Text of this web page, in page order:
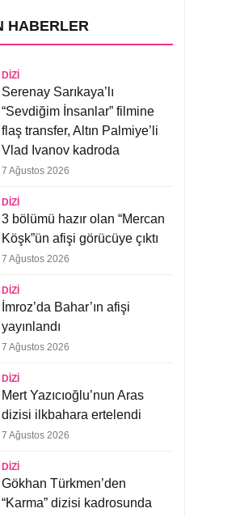
HABERLER
DIZI
Serenay Sarıkaya’lı
“Sevdiğim İnsanlar” filmine
flaş transfer, Altın Palmiye’li
Vlad Ivanov kadroda
7 Ağustos 2026
DIZI
3 bölümü hazır olan “Mercan
Köşk”ün afişi görücüye çıktı
7 Ağustos 2026
DIZI
İmroz’da Bahar’ın afişi
yayınlandı
7 Ağustos 2026
DIZI
Mert Yazıcıoğlu’nun Aras
dizisi ilkbahara ertelendi
7 Ağustos 2026
DIZI
Gökhan Türkmen’den
“Karma” dizisi kadrosunda